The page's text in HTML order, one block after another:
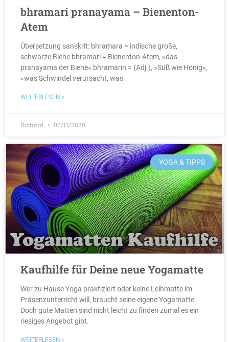
bhramari pranayama – Bienenton-
Atem
Übersetzung sanskrit: bhramara = indische große,
schwarze Biene bhramari = Bienenton-Atem, »das
pranayama der Biene« bhramarin = (Adj.), »Süß wie Honig«,
»was Schwindel verursacht, was
WEITERLESEN »
Richard 07/11/2020
YOGA & TIPPS
Kaufhilfe für Deine neue Yogamatte
Wer zu Hause Yoga praktiziert oder keine Leihmatte im
Präsenzunterricht will, braucht seine eigene Yogamatte.
Doch gute Matten sind nicht leicht zu finden zumal es ein
riesiges Angebot gibt.
WEITERLESEN »